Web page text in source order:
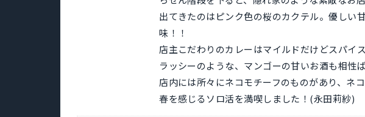
出てきたのはピンク色の桜のカクテル。優しい
味！！
店主こだわりのカレーはマイルドだけどスパイ
ラッシーのような、マンゴーの甘いお酒も相性
店内には所々にネコモチーフのものがあり、ネ
春を感じるソロ活を満喫しました！(永田莉紗)